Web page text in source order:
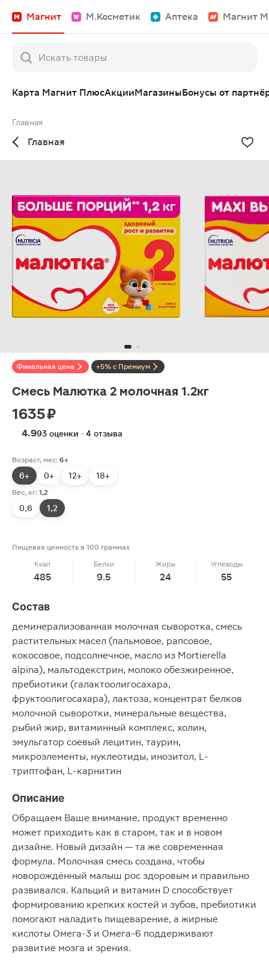
Магнит М.Косметик Аптека Магнит
Карта Магнит ПлюсАкцииМагазиныБонусы от
Главная
Главная
Финальная цена +5% с Премиум
Смесь Малютка 2 молочная 1.2кг
1635 ₽
4.993 оценки · 4 отзыва
Возраст, мес: 6+
6+ 0+ 12+ 18+
Вес, кг: 1,2
0,6 1,2
Пищевая ценность в 100 граммах
Ккал
485
Белки
9.5
Жиры
24
Углеводы
55
Состав
деминерализованная молочная сыворотка, смесь
растительных масел (пальмовое, рапсовое,
кокосовое, подсолнечное, масло из Mortierella
alpina), мальтодекстрин, молоко обезжиренное,
пребиотики (галактоолигосахара,
фруктоолигосахара), лактоза, концентрат белков
молочной сыворотки, минеральные вещества,
рыбий жир, витаминный комплекс, холин,
эмульгатор соевый лецитин, таурин,
микроэлементы, нуклеотиды, инозитол, L-
триптофан, L-карнитин
Описание
Обращаем Ваше внимание, продукт временно
может приходить как в старом, так и в новом
дизайне. Новый дизайн — та же современная
формула. Молочная смесь создана, чтобы
новорождённый малыш рос здоровым и правильно
развивался. Кальций и витамин D способствует
формированию крепких костей и зубов, пребиотики
помогают наладить пищеварение, а жирные
кислоты Омега-3 и Омега-6 поддерживают
развитие мозга и зрения.